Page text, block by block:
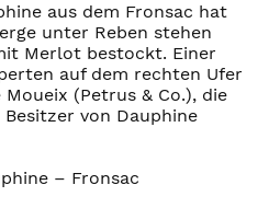
aus dem Fronsac hat
unter Reben stehen
Merlot bestockt. Einer
auf dem rechten Ufer
(Petrus & Co.), die
von Dauphine
– Fronsac